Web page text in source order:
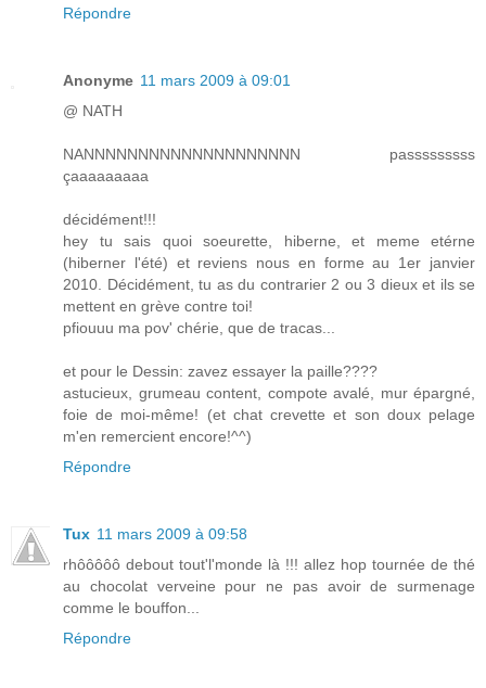
Répondre
Anonyme 11 mars 2009 à 09:01
@ NATH
NANNNNNNNNNNNNNNNNNNNN passsssssss
çaaaaaaaaa
décidément!!!
hey tu sais quoi soeurette, hiberne, et meme etérne
(hiberner l'été) et reviens nous en forme au 1er janvier
2010. Décidément, tu as du contrarier 2 ou 3 dieux et ils se
mettent en grève contre toi!
pfiouuu ma pov' chérie, que de tracas...
et pour le Dessin: zavez essayer la paille????
astucieux, grumeau content, compote avalé, mur épargné,
foie de moi-même! (et chat crevette et son doux pelage
m'en remercient encore!^^)
Répondre
Tux 11 mars 2009 à 09:58
rhôôôôô debout tout'l'monde là !!! allez hop tournée de thé
au chocolat verveine pour ne pas avoir de surmenage
comme le bouffon...
Répondre